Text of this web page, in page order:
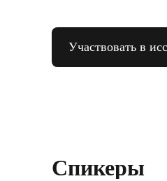
Участвовать в
Спикеры